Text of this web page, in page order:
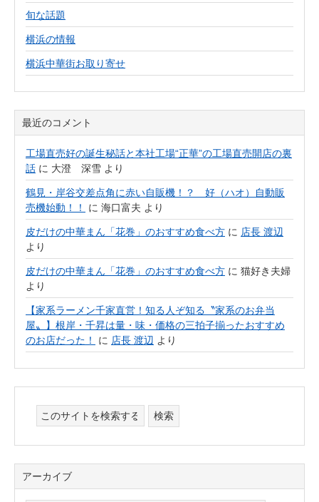
旬な話題
横浜の情報
横浜中華街お取り寄せ
最近のコメント
工場直売好の誕生秘話と本社工場“正華”の工場直売開店の裏
話 に 大澄 深雪 より
鶴見・岸谷交差点角に赤い自販機！？ 好（ハオ）自動販
売機始動！！
に 海口富夫 より
皮だけの中華まん「花巻」のおすすめ食べ方 に 店長 渡辺
より
皮だけの中華まん「花巻」のおすすめ食べ方 に 猫好き夫婦
より
【家系ラーメン千家直営！知る人ぞ知る〝家系のお弁当
屋〟】根岸・千昇は量・味・価格の三拍子揃ったおすすめ
のお店だった！
に 店長 渡辺 より
アーカイブ